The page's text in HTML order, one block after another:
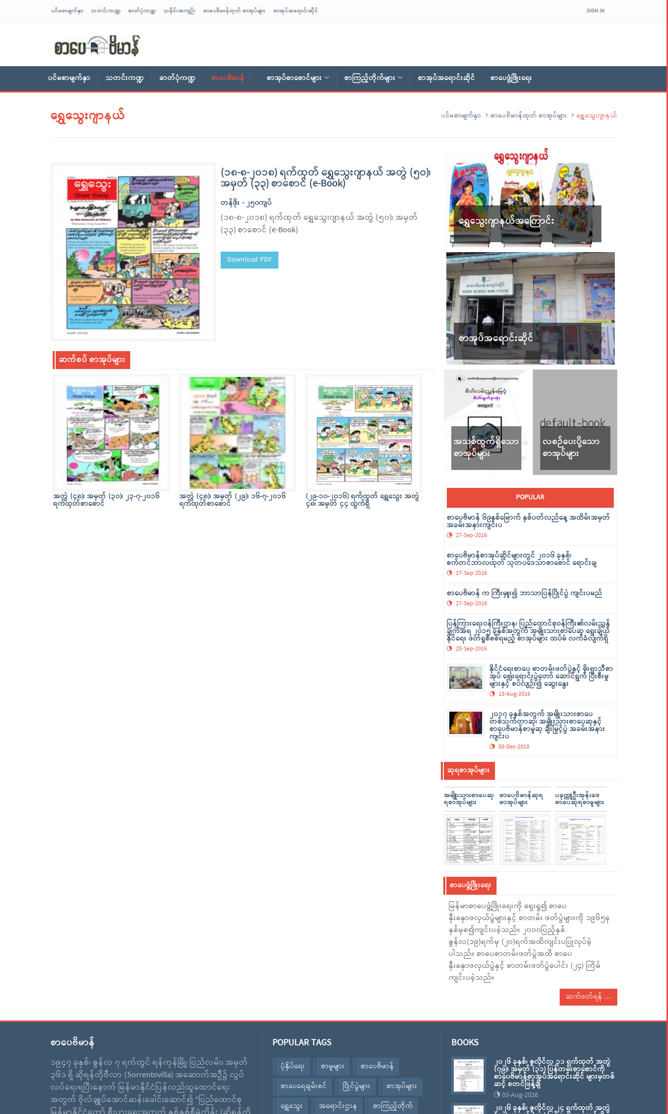
ပင်မစာမျက်နှာ သတင်းကဏ္ဍ ဓာတ်ပုံကဏ္ဍ သမိုင်းအကျဉ်း စာပေဗိမာန်ထုတ် စာအုပ်များ စာအုပ်အရောင်းဆိုင် SIGN IN
ပင်မစာမျက်နှာ သတင်းကဏ္ဍ ဓာတ်ပုံကဏ္ဍ စာပေဗိမာန် စာအုပ်စာစောင်များ စာကြည့်တိုက်များ စာအုပ်အရောင်းဆိုင် စာပေဖွံ့ဖြိုးရေး
ရွှေသွေးဂျာနယ် ပင်မစာမျက်နှာ စာပေဗိမာန်ထုတ် စာအုပ်များ ရွှေသွေးဂျာနယ်
(၁၈-၈-၂၀၁၈) ရက်ထုတ် ရွှေသွေးဂျာနယ် အတွဲ (၅၀)၊
အမှတ် (၃၃) စာစောင် (e-Book)
တန်ဖိုး - ၂၅၀ကျပ်
(၁၈-၈-၂၀၁၈) ရက်ထုတ် ရွှေသွေးဂျာနယ် အတွဲ (၅၀)၊ အမှတ်
(၃၃) စာစောင် (e-Book)
Download PDF
ဆက်စပ် စာအုပ်များ
အတွဲ (၄၈)၊ အမှတ် (၃၀)၊ ၂၃-၇-၂၀၁၆
ရက်ထုတ်စာစောင်
အတွဲ (၄၈)၊ အမှတ် (၂၉)၊ ၁၆-၇-၂၀၁၆
ရက်ထုတ်စာစောင်
(၂၉-၁၀-၂၀၁၆) ရက်ထုတ် ရွှေသွေး အတွဲ
၄၈၊ အမှတ် ၄၄ ထွက်ရှိ
ရွှေသွေးဂျာနယ်အကြောင်း
စာအုပ်အရောင်းဆိုင်
အသစ်ထွက်ရှိသော
စာအုပ်များ
လစဉ်ပေးပို့သော
စာအုပ်များ
POPULAR
စာပေဗိမာန် ၆၉နှစ်မြောက် နှစ်ပတ်လည်နေ့ အထိမ်းအမှတ်
အခမ်းအနားကျင်းပ
27-Sep-2016
စာပေဗိမာန်စာအုပ်ဆိုင်များတွင် ၂၀၁၆ ခုနှစ်၊
စက်တင်ဘာလထုတ် သုတပဒေသာစာစောင် ရောင်းချ
27-Sep-2016
စာပေဗိမာန် က ကြီးမှူး၍ ဘာသာပြန်ပြိုင်ပွဲ ကျင်းပမည်
27-Sep-2016
ပြန်ကြားရေးဝန်ကြီးဌာန၊ ပြည်ထောင်စုဝန်ကြီး၏လမ်းညွှန်
ချက်အရ ၂၀၁၅ ခုနှစ်အတွက် အမျိုးသားစာပေဆု ရွေးချယ်
နိုင်ရေး ဖတ်ရှုစိစစ်ရမည့် စာအုပ်များ ထပ်မံ လက်ခံလျက်ရှိ
28-Sep-2016
နိုင်ငံရေးစာပေ စာတမ်းဖတ်ပွဲနှင့် မိုးရာသီစာ
အုပ် ဈေးရောင်းပွဲတော် ဆောင်ရွက် ပြီးစီးမှု
များနှင့် စပ်လျဉ်း၍ ဆွေးနွေး
18-Aug-2016
၂၀၁၇ ခုနှစ်အတွက် အမျိုးသားစာပေ
တစ်သက်တာဆု၊ အမျိုးသားစာပေဆုနှင့်
စာပေဗိမာန်စာမူဆု ချီးမြှင့်ပွဲ အခမ်းအနား
ကျင်းပ
08-Dec-2018
ဆုရစာအုပ်များ
အမျိူးသားစာပေဆု
ရစာအုပ်များ
စာပေဗိမာန်ဆုရ
စာအုပ်များ
ပခုက္ကူဦးအုန်းဖေ
စာပေဆုရစာမူများ
စာပေဖွံ့ဖြိုးရေး
မြန်မာစာပေဖွံ့ဖြိုးရေးကို ရှေးရှု၍ စာပေ
နှီးနှောဖလှယ်ပွဲများနှင့် စာတမ်း ဖတ်ပွဲများကို ၁၉၆၅ခု
နှစ်မှစ၍ကျင်းပခဲ့သည်။ ၂၀၀၀ပြည့်နှစ်
ဇွန်လ(၁၉)ရက်မှ (၂၀)ရက်အထိကျင်းပပြုလုပ်ခဲ့
ပါသည်။ စာပေစာတမ်းဖတ်ပွဲအထိ စာပေ
နှီးနှောဖလှယ်ပွဲနှင့် စာတမ်းဖတ်ပွဲပေါင်း (၂၄) ကြိမ်
ကျင်းပခဲ့သည်။
ဆက်ဖတ်ရန်
စာပေဗိမာန်
၁၉၄၇ ခုနှစ်၊ ဇွန်လ ၇ ရက်တွင် ရန်ကုန်မြို့၊ ပြည်လမ်း၊ အမှတ်
၃၆၁ ရှိ ဆိုရန်တိုဗီလာ (Sorrentovilla) အဆောက်အဦ၌ လွပ်
လပ်ရေးရပြီးနောက် မြန်မာနိုင်ငံပြန်လည်ထူထောင်ရေး
အတွက် ဗိုလ်ချူပ်အောင်ဆန်းခေါင်းဆောင်၍ “ပြည်ထောင်စု
POPULAR TAGS
ပုံနှိပ်ရေး စာမူများ
စာပေဗိမာန်
စာပေရေချမ်းစင်
ပြိုင်ပွဲများ
စာအုပ်များ
ရွှေသွေး
အရောင်းဌာန စာကြည့်တိုက်
BOOKS
၂၀၂၆ ခုနှစ်၊ ဇူလိုင်လ ၃၁ ရက်ထုတ် အတွဲ
(၇၉)၊ အမှတ် (၃၁) ပြန်တမ်းစာစောင်ကို
စာပေဗိမာန်စာအုပ်အရောင်းဆိုင် များမှတစ်
ဆင့် စတင်ဖြန့်ချိ
03-Aug-2026
၂၀၂၆ ခုနှစ်၊ ဇူလိုင်လ ၂၄ ရက်ထုတ် အတွဲ